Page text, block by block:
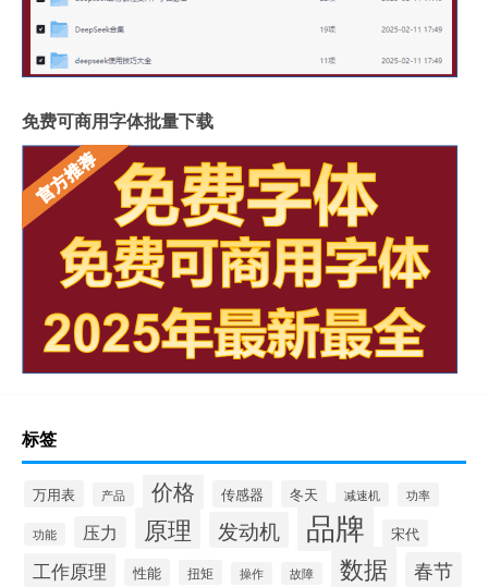
免费可商用字体批量下载
标签
万用表 产品 价格 传感器 冬天 减速机 功率
功能 压力 原理 发动机 品牌 宋代
工作原理 性能 扭矩 操作 故障 数据 春节